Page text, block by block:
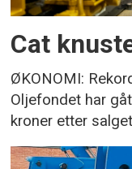
Cat
ØKONOMI:
Oljefondet har
kroner etter